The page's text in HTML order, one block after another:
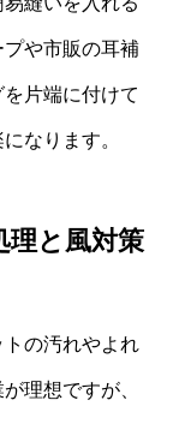
や市販の耳補
片端に付けて
なります。
理と風対策
の汚れやよれ
理想ですが、